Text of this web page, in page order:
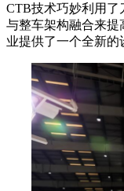
CTB技术巧妙利用了
与整车架构融合来提
业提供了一个全新的